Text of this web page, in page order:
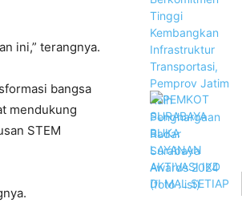
ini,” terangnya.
bangsa
mendukung
STEM